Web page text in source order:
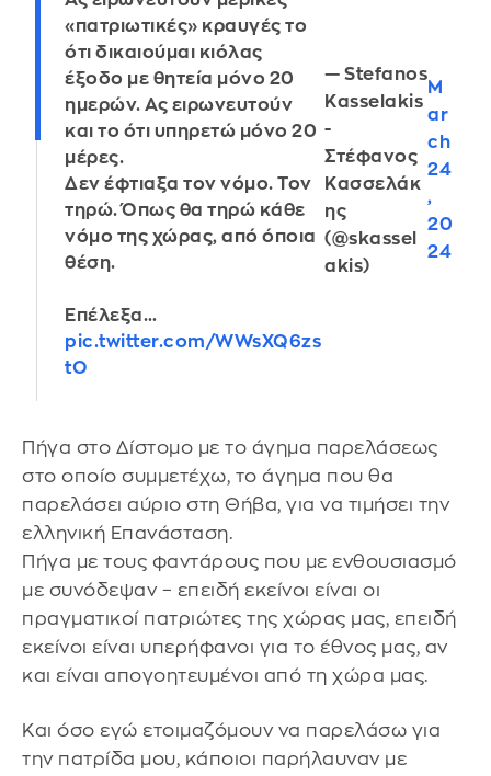
«πατριωτικές» κραυγές το
ότι δικαιούμαι κιόλας
έξοδο με θητεία μόνο 20
ημερών. Ας ειρωνευτούν
και το ότι υπηρετώ μόνο 20
μέρες.
Δεν έφτιαξα τον νόμο. Τον
τηρώ. Όπως θα τηρώ κάθε
νόμο της χώρας, από όποια
θέση.
Επέλεξα…
pic.twitter.com/WWsXQ6zs
tO
— Stefanos
Kasselakis
-
Στέφανος
Κασσελάκ
ης
(@skassel
akis)
M
ar
ch
24
,
20
24
Πήγα στο Δίστομο με το άγημα παρελάσεως
στο οποίο συμμετέχω, το άγημα που θα
παρελάσει αύριο στη Θήβα, για να τιμήσει την
ελληνική Επανάσταση.
Πήγα με τους φαντάρους που με ενθουσιασμό
με συνόδεψαν – επειδή εκείνοι είναι οι
πραγματικοί πατριώτες της χώρας μας, επειδή
εκείνοι είναι υπερήφανοι για το έθνος μας, αν
και είναι απογοητευμένοι από τη χώρα μας.
Και όσο εγώ ετοιμαζόμουν να παρελάσω για
την πατρίδα μου, κάποιοι παρήλαυναν με